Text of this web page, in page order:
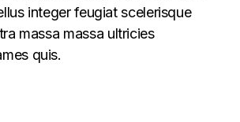
integer feugiat scelerisque
massa massa ultricies
quis.